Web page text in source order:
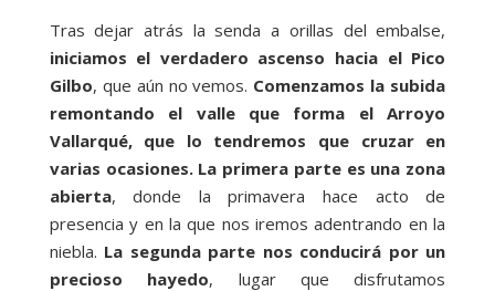
Tras dejar atrás la senda a orillas del embalse,
iniciamos el verdadero ascenso hacia el Pico
Gilbo, que aún no vemos. Comenzamos la subida
remontando el valle que forma el Arroyo
Vallarqué, que lo tendremos que cruzar en
varias ocasiones. La primera parte es una zona
abierta, donde la primavera hace acto de
presencia y en la que nos iremos adentrando en la
niebla. La segunda parte nos conducirá por un
precioso hayedo, lugar que disfrutamos